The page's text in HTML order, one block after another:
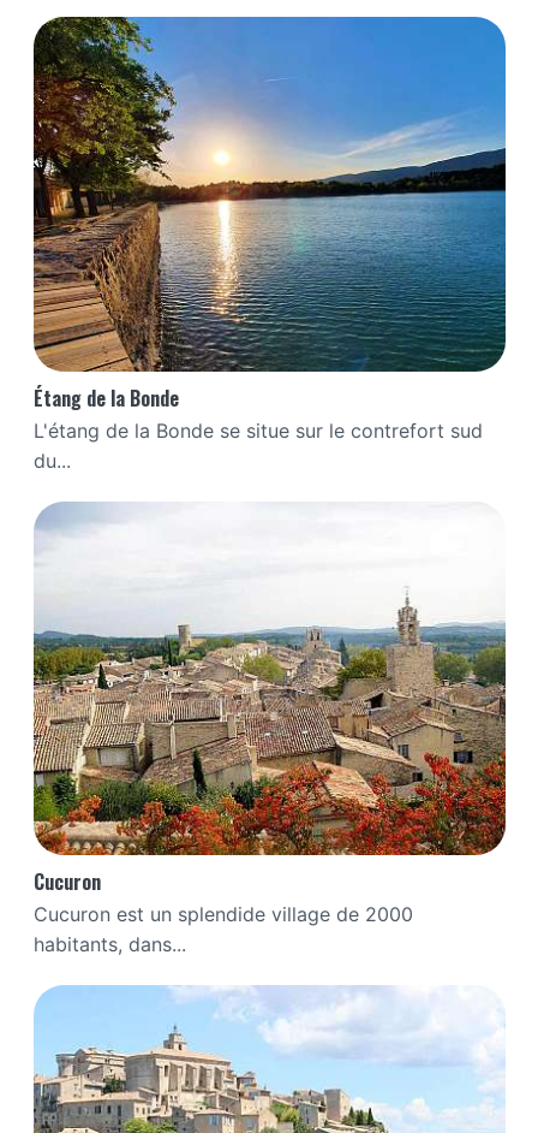
Étang de la Bonde
L'étang de la Bonde se situe sur le contrefort sud
du...
Cucuron
Cucuron est un splendide village de 2000
habitants, dans...